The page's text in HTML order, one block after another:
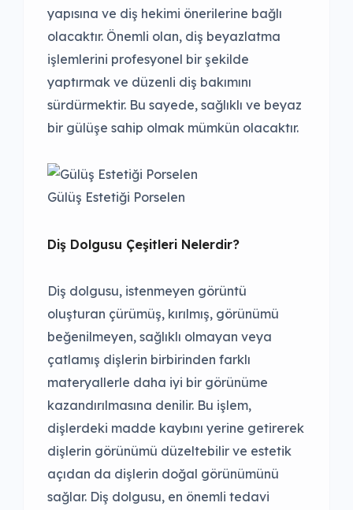
yapısına ve diş hekimi önerilerine bağlı
olacaktır. Önemli olan, diş beyazlatma
işlemlerini profesyonel bir şekilde
yaptırmak ve düzenli diş bakımını
sürdürmektir. Bu sayede, sağlıklı ve beyaz
bir gülüşe sahip olmak mümkün olacaktır.
Gülüş Estetiği Porselen
Diş Dolgusu Çeşitleri Nelerdir?
Diş dolgusu, istenmeyen görüntü
oluşturan çürümüş, kırılmış, görünümü
beğenilmeyen, sağlıklı olmayan veya
çatlamış dişlerin birbirinden farklı
materyallerle daha iyi bir görünüme
kazandırılmasına denilir. Bu işlem,
dişlerdeki madde kaybını yerine getirerek
dişlerin görünümü düzeltebilir ve estetik
açıdan da dişlerin doğal görünümünü
sağlar. Diş dolgusu, en önemli tedavi